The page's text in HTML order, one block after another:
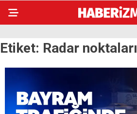
Etiket: Radar noktaları